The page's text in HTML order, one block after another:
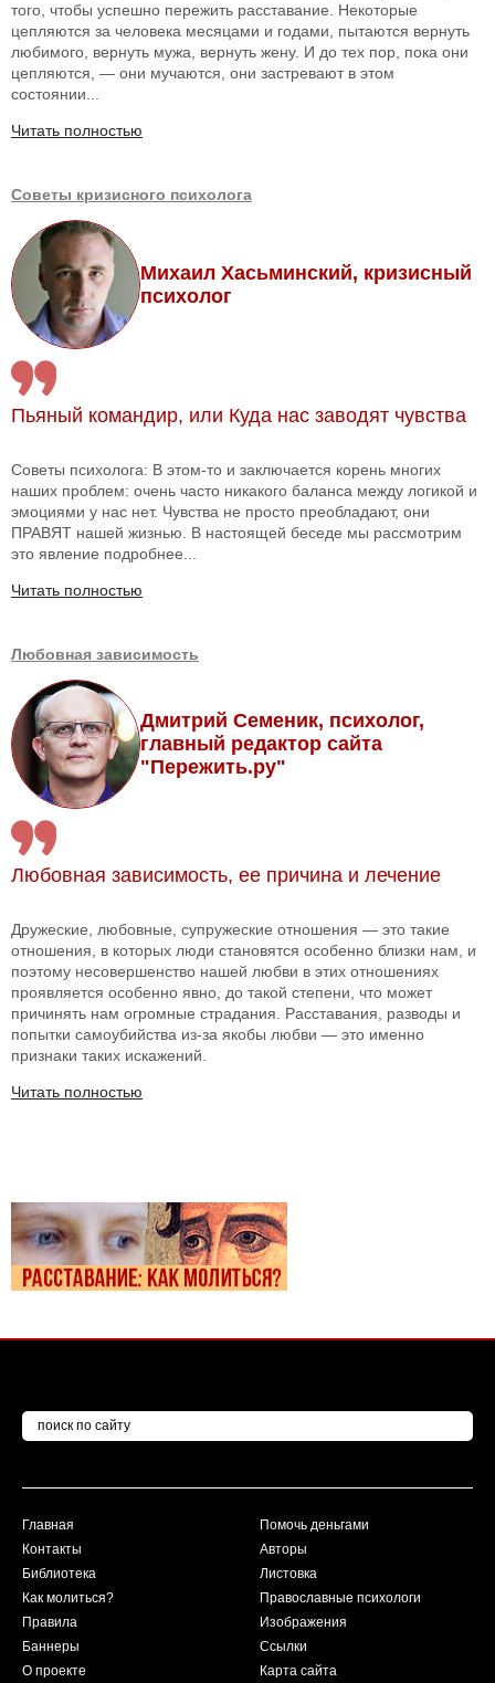
того, чтобы успешно пережить расставание. Некоторые
цепляются за человека месяцами и годами, пытаются вернуть
любимого, вернуть мужа, вернуть жену. И до тех пор, пока они
цепляются, — они мучаются, они застревают в этом
состоянии...
Читать полностью
Советы кризисного психолога
Михаил Хасьминский, кризисный
психолог
Пьяный командир, или Куда нас заводят чувства
Советы психолога: В этом-то и заключается корень многих
наших проблем: очень часто никакого баланса между логикой и
эмоциями у нас нет. Чувства не просто преобладают, они
ПРАВЯТ нашей жизнью. В настоящей беседе мы рассмотрим
это явление подробнее...
Читать полностью
Любовная зависимость
Дмитрий Семеник, психолог,
главный редактор сайта
"Пережить.ру"
Любовная зависимость, ее причина и лечение
Дружеские, любовные, супружеские отношения — это такие
отношения, в которых люди становятся особенно близки нам, и
поэтому несовершенство нашей любви в этих отношениях
проявляется особенно явно, до такой степени, что может
причинять нам огромные страдания. Расставания, разводы и
попытки самоубийства из-за якобы любви — это именно
признаки таких искажений.
Читать полностью
Главная
Контакты
Библиотека
Как молиться?
Правила
Баннеры
О проекте
Помочь деньгами
Авторы
Листовка
Православные психологи
Изображения
Ссылки
Карта сайта